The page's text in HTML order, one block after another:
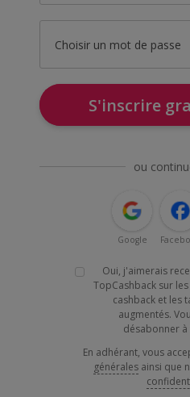
Choisir un mot de passe
S'inscrire
ou
Google
Oui, j'aimerais
TopCashback sur
cashback et les
augmentés.
désabonner
En adhérant, vous
générales ainsi que